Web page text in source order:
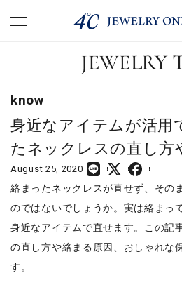
choose
wear
present
column
know
身近なアイテムが活用
たネックレスの直し方
August 25, 2020
絡まったネックレスが直せず、その
のではないでしょうか。実は絡まっ
身近なアイテムで直せます。この記
の直し方や絡まる原因、おしゃれな
す。